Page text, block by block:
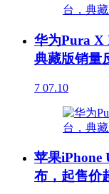
华为Pura X
典藏版销量
7 07.10
苹果iPhone
布，起售价